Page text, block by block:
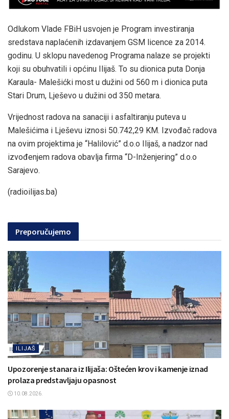
Odlukom Vlade FBiH usvojen je Program investiranja
sredstava naplaćenih izdavanjem GSM licence za 2014.
godinu. U sklopu navedenog Programa nalaze se projekti
koji su obuhvatili i općinu Ilijaš. To su dionica puta Donja
Karaula- Malešićki most u dužini od 560 m i dionica puta
Stari Drum, Lješevo u dužini od 350 metara.
Vrijednost radova na sanaciji i asfaltiranju puteva u
Malešićima i Lješevu iznosi 50.742,29 KM. Izvođač radova
na ovim projektima je “Halilović” d.o.o Ilijaš, a nadzor nad
izvođenjem radova obavlja firma “D-Inženjering” d.o.o
Sarajevo.
(radioilijas.ba)
Preporučujemo
ILIJAŠ
Upozorenje stanara iz Ilijaša: Oštećen krov i kamenje iznad
prolaza predstavljaju opasnost
10.08.2026.